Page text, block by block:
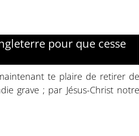
pour que cesse
te plaire de retirer de
grave ; par Jésus-Christ notre